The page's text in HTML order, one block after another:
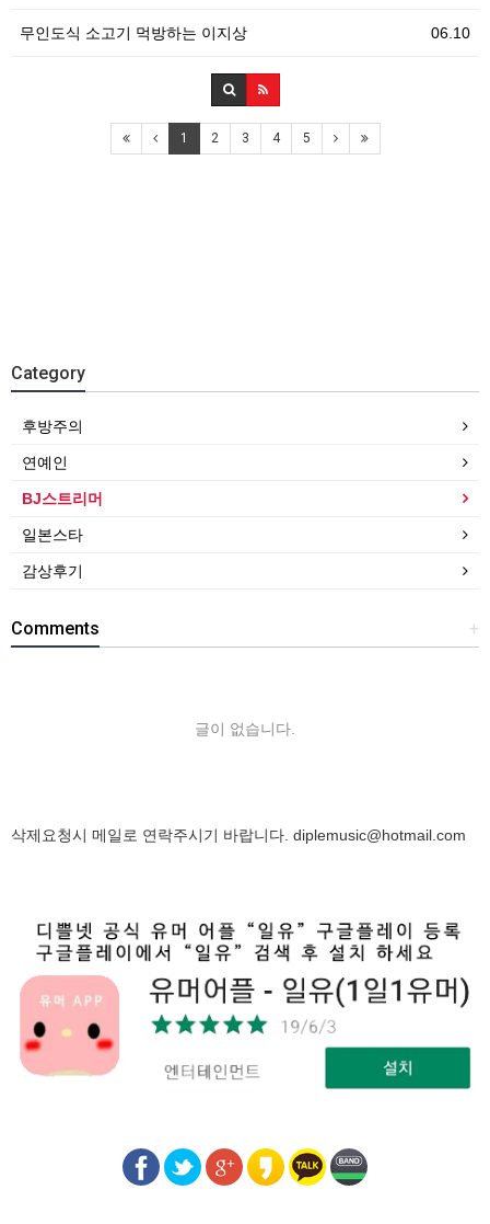
06.10
무인도식 소고기 먹방하는 이지상
1 2 3 4 5
Category
후방주의
연예인
BJ스트리머
일본스타
감상후기
+
Comments
글이 없습니다.
삭제요청시 메일로 연락주시기 바랍니다. diplemusic@hotmail.com